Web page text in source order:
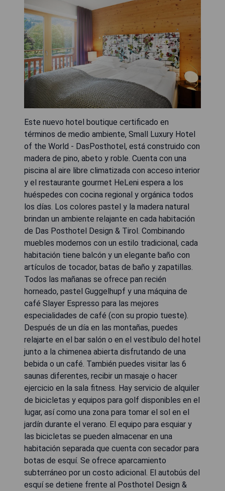
Este nuevo hotel boutique certificado en
términos de medio ambiente, Small Luxury Hotel
of the World - DasPosthotel, está construido con
madera de pino, abeto y roble. Cuenta con una
piscina al aire libre climatizada con acceso interior
y el restaurante gourmet HeLeni espera a los
huéspedes con cocina regional y orgánica todos
los días. Los colores pastel y la madera natural
brindan un ambiente relajante en cada habitación
de Das Posthotel Design & Tirol. Combinando
muebles modernos con un estilo tradicional, cada
habitación tiene balcón y un elegante baño con
artículos de tocador, batas de baño y zapatillas.
Todos las mañanas se ofrece pan recién
horneado, pastel Guggelhupf y una máquina de
café Slayer Espresso para las mejores
especialidades de café (con su propio tueste).
Después de un día en las montañas, puedes
relajarte en el bar salón o en el vestíbulo del hotel
junto a la chimenea abierta disfrutando de una
bebida o un café. También puedes visitar las 6
saunas diferentes, recibir un masaje o hacer
ejercicio en la sala fitness. Hay servicio de alquiler
de bicicletas y equipos para golf disponibles en el
lugar, así como una zona para tomar el sol en el
jardín durante el verano. El equipo para esquiar y
las bicicletas se pueden almacenar en una
habitación separada que cuenta con secador para
botas de esquí. Se ofrece aparcamiento
subterráneo por un costo adicional. El autobús del
esquí se detiene frente al Posthotel Design &